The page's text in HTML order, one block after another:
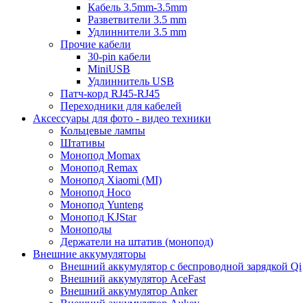
Кабель 3.5mm-3.5mm
Разветвители 3.5 mm
Удлиннители 3.5 mm
Прочие кабели
30-pin кабели
MiniUSB
Удлиннитель USB
Патч-корд RJ45-RJ45
Переходники для кабелей
Аксессуары для фото - видео техники
Кольцевые лампы
Штативы
Монопод Momax
Монопод Remax
Монопод Xiaomi (MI)
Монопод Hoco
Монопод Yunteng
Монопод KJStar
Моноподы
Держатели на штатив (монопод)
Внешние аккумуляторы
Внешний аккумулятор с беспроводной зарядкой Qi
Внешний аккумулятор AceFast
Внешний аккумулятор Anker